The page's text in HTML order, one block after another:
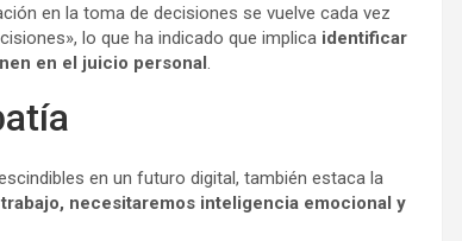
en la toma de decisiones se vuelve cada vez
lo que ha indicado que implica identificar
en el juicio personal.
en un futuro digital, también estaca la
necesitaremos inteligencia emocional y